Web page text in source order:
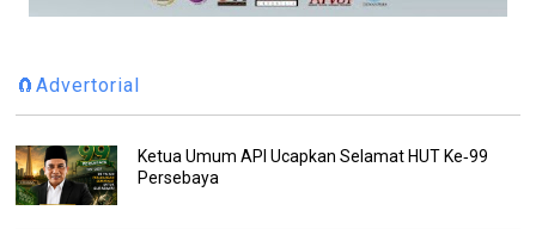
🧲Advertorial
Ketua Umum API Ucapkan Selamat HUT Ke‑99
Persebaya